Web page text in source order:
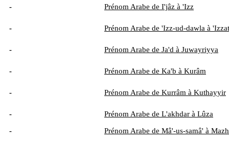
-
Prénom Arabe de I'jâz à 'Izz
- Prénom Arabe de 'Izz-ud-dawla à 'Izzat
- Prénom Arabe de Ja'd à Juwayriyya
- Prénom Arabe de Ka'b à Kurâm
- Prénom Arabe de Kurrâm à Kuthayyir
- Prénom Arabe de L'akhdar à Lûza
- Prénom Arabe de Mâ'-us-samâ' à